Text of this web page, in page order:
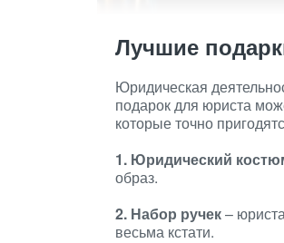
Лучшие
Юридическая
подарок для юриста
которые точно
1. Юридический
образ.
2. Набор ручек–
весьма кстати.